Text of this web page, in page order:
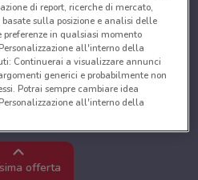
offerta
di report, ricerche di mercato,
sulla posizione e analisi delle
in qualsiasi momento
all'interno della
Continuerai a visualizzare annunci
generici e probabilmente non
Potrai sempre cambiare idea
all'interno della
i dati per fornire:
precisi. Scansione attiva delle
dell’identificazione. Archiviare